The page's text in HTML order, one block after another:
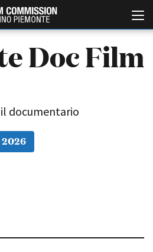
Doc Film
documentario